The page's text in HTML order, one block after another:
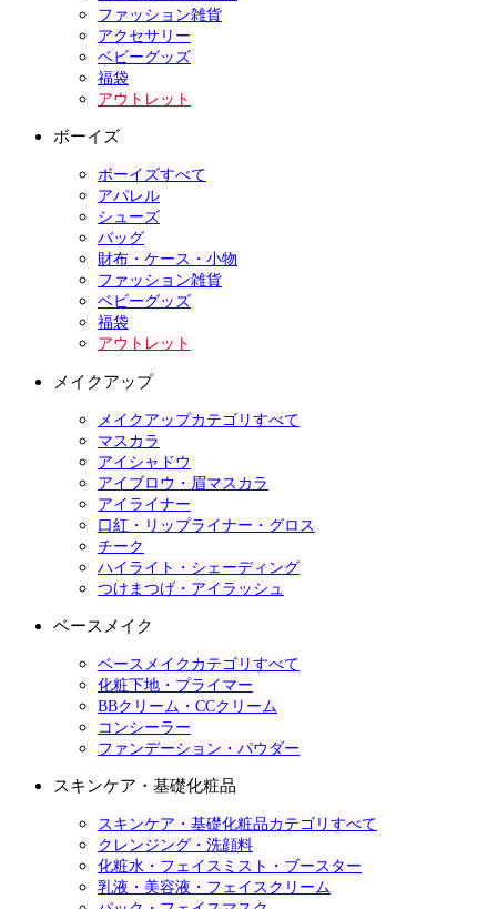
ファッション雑貨
アクセサリー
ベビーグッズ
福袋
アウトレット
ボーイズ
ボーイズすべて
アパレル
シューズ
バッグ
財布・ケース・小物
ファッション雑貨
ベビーグッズ
福袋
アウトレット
メイクアップ
メイクアップカテゴリすべて
マスカラ
アイシャドウ
アイブロウ・眉マスカラ
アイライナー
口紅・リップライナー・グロス
チーク
ハイライト・シェーディング
つけまつげ・アイラッシュ
ベースメイク
ベースメイクカテゴリすべて
化粧下地・プライマー
BBクリーム・CCクリーム
コンシーラー
ファンデーション・パウダー
スキンケア・基礎化粧品
スキンケア・基礎化粧品カテゴリすべて
クレンジング・洗顔料
化粧水・フェイスミスト・ブースター
乳液・美容液・フェイスクリーム